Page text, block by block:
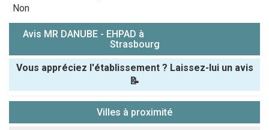
Non
Avis MR DANUBE - EHPAD à
Strasbourg
Vous appréciez l'établissement ? Laissez-lui un avis
📝
Villes à proximité